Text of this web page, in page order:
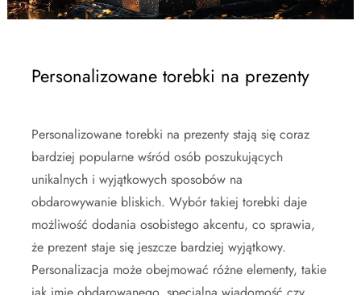
Personalizowane torebki na prezenty
Personalizowane torebki na prezenty stają się coraz
bardziej popularne wśród osób poszukujących
unikalnych i wyjątkowych sposobów na
obdarowywanie bliskich. Wybór takiej torebki daje
możliwość dodania osobistego akcentu, co sprawia,
że prezent staje się jeszcze bardziej wyjątkowy.
Personalizacja może obejmować różne elementy, takie